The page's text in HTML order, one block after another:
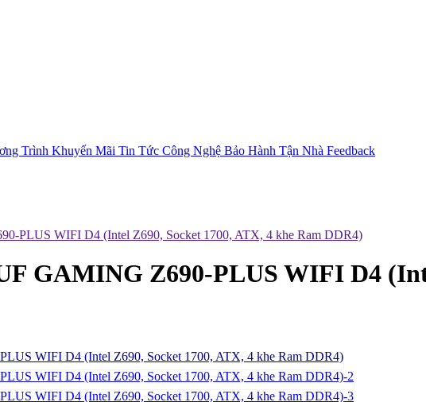
Trình Khuyến Mãi Tin Tức Công Nghệ Bảo Hành Tận Nhà Feedback
PLUS WIFI D4 (Intel Z690, Socket 1700, ATX, 4 khe Ram DDR4)
GAMING Z690-PLUS WIFI D4